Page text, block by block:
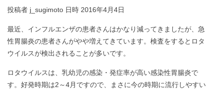
投稿者 j_sugimoto 日時 2016年4月4日
最近、インフルエンザの患者さんはかなり減ってきましたが、急
性胃腸炎の患者さんがやや増えてきています。検査をするとロタ
ウイルスが検出されることが多いです。
ロタウイルスは、乳幼児の感染・発症率が高い感染性胃腸炎で
す。好発時期は2～4月ですので、まさに今の時期に流行しやすい